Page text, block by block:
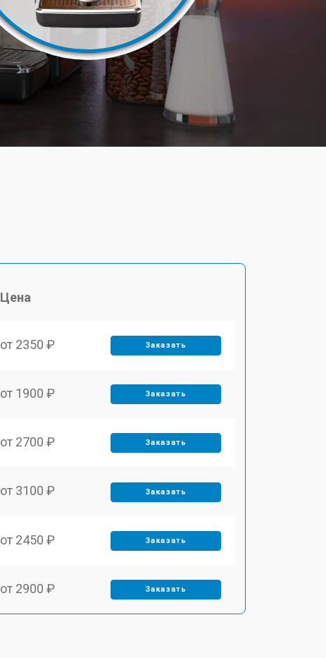
Цена
от 2350 ₽ Заказать
от 1900 ₽ Заказать
от 2700 ₽ Заказать
от 3100 ₽ Заказать
от 2450 ₽ Заказать
от 2900 ₽ Заказать